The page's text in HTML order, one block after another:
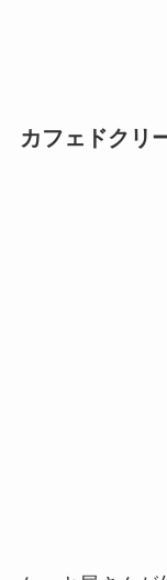
カフェドクリ